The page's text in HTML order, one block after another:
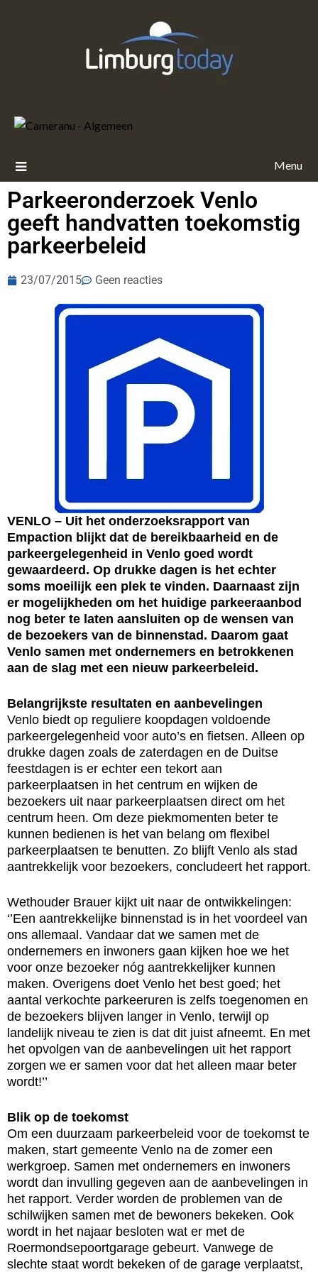
Menu
Parkeeronderzoek Venlo
geeft handvatten toekomstig
parkeerbeleid
23/07/2015 Geen reacties
VENLO – Uit het onderzoeksrapport van
Empaction blijkt dat de bereikbaarheid en de
parkeergelegenheid in Venlo goed wordt
gewaardeerd. Op drukke dagen is het echter
soms moeilijk een plek te vinden. Daarnaast zijn
er mogelijkheden om het huidige parkeeraanbod
nog beter te laten aansluiten op de wensen van
de bezoekers van de binnenstad. Daarom gaat
Venlo samen met ondernemers en betrokkenen
aan de slag met een nieuw parkeerbeleid.
Belangrijkste resultaten en aanbevelingen
Venlo biedt op reguliere koopdagen voldoende
parkeergelegenheid voor auto’s en fietsen. Alleen op
drukke dagen zoals de zaterdagen en de Duitse
feestdagen is er echter een tekort aan
parkeerplaatsen in het centrum en wijken de
bezoekers uit naar parkeerplaatsen direct om het
centrum heen. Om deze piekmomenten beter te
kunnen bedienen is het van belang om flexibel
parkeerplaatsen te benutten. Zo blijft Venlo als stad
aantrekkelijk voor bezoekers, concludeert het rapport.
Wethouder Brauer kijkt uit naar de ontwikkelingen:
‘’Een aantrekkelijke binnenstad is in het voordeel van
ons allemaal. Vandaar dat we samen met de
ondernemers en inwoners gaan kijken hoe we het
voor onze bezoeker nóg aantrekkelijker kunnen
maken. Overigens doet Venlo het best goed; het
aantal verkochte parkeeruren is zelfs toegenomen en
de bezoekers blijven langer in Venlo, terwijl op
landelijk niveau te zien is dat dit juist afneemt. En met
het opvolgen van de aanbevelingen uit het rapport
zorgen we er samen voor dat het alleen maar beter
wordt!’’
Blik op de toekomst
Om een duurzaam parkeerbeleid voor de toekomst te
maken, start gemeente Venlo na de zomer een
werkgroep. Samen met ondernemers en inwoners
wordt dan invulling gegeven aan de aanbevelingen in
het rapport. Verder worden de problemen van de
schilwijken samen met de bewoners bekeken. Ook
wordt in het najaar besloten wat er met de
Roermondsepoortgarage gebeurt. Vanwege de
slechte staat wordt bekeken of de garage verplaatst,